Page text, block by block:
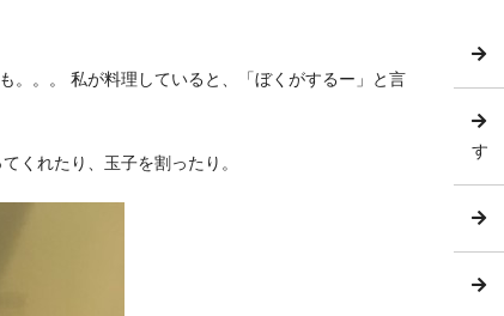
。。。 私が料理していると、「ぼくがするー」と言
くれたり、玉子を割ったり。
す